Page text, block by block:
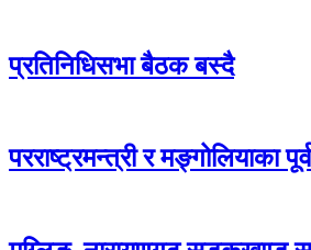
प्रतिनिधिसभा बैठक बस्दै
परराष्ट्रमन्त्री र मङ्गोलियाका